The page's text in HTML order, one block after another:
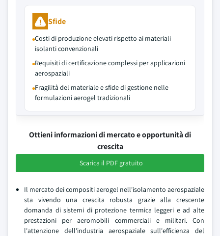
Sfide
Costi di produzione elevati rispetto ai materiali
isolanti convenzionali
Requisiti di certificazione complessi per applicazioni
aerospaziali
Fragilità del materiale e sfide di gestione nelle
formulazioni aerogel tradizionali
Ottieni informazioni di mercato e opportunità di
crescita
Scarica il PDF gratuito
Il mercato dei compositi aerogel nell'isolamento aerospaziale
sta vivendo una crescita robusta grazie alla crescente
domanda di sistemi di protezione termica leggeri e ad alte
prestazioni per aeromobili commerciali e militari. Con
l'attenzione dell'industria aerospaziale sull'efficienza del